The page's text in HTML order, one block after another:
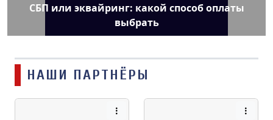
СБП или эквайринг: какой способ оплаты
выбрать
НАШИ ПАРТНЁРЫ